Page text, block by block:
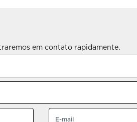
em contato rapidamente.